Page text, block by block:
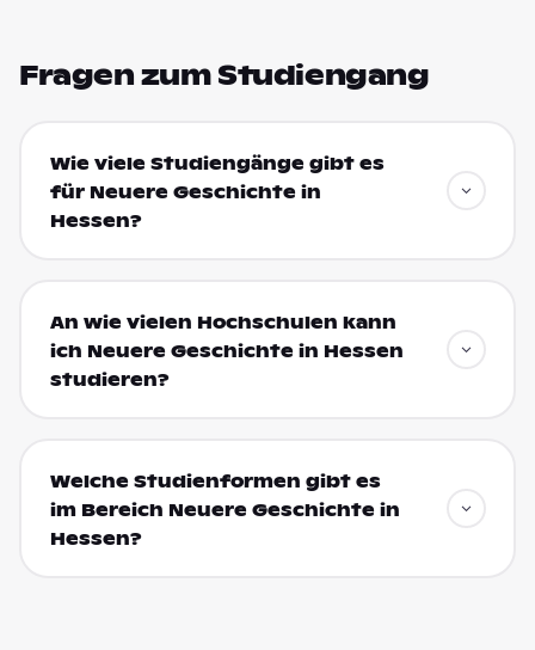
Fragen zum Studiengang
Wie viele Studiengänge gibt es
für Neuere Geschichte in
Hessen?
An wie vielen Hochschulen kann
ich Neuere Geschichte in Hessen
studieren?
Welche Studienformen gibt es
im Bereich Neuere Geschichte in
Hessen?